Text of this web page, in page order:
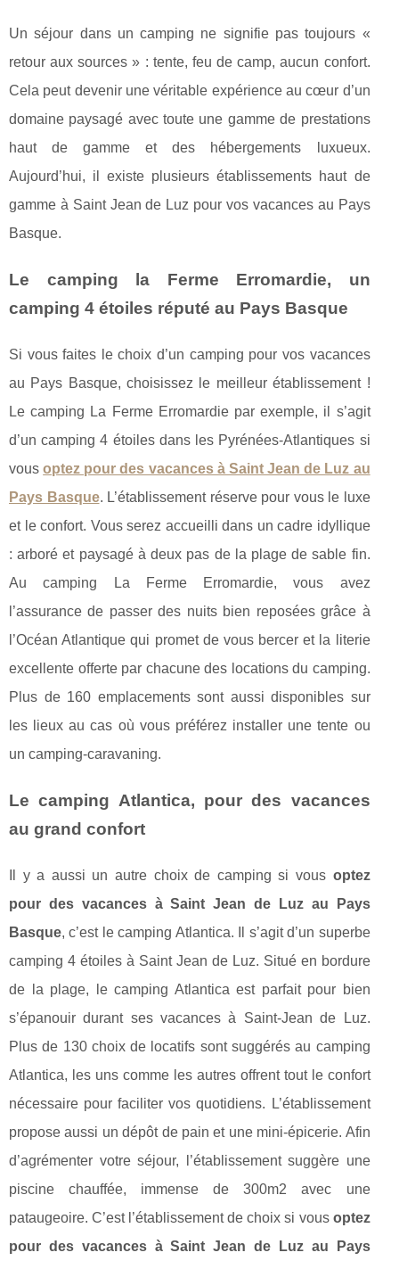
Un séjour dans un camping ne signifie pas toujours «
retour aux sources » : tente, feu de camp, aucun confort.
Cela peut devenir une véritable expérience au cœur d’un
domaine paysagé avec toute une gamme de prestations
haut de gamme et des hébergements luxueux.
Aujourd’hui, il existe plusieurs établissements haut de
gamme à Saint Jean de Luz pour vos vacances au Pays
Basque.
Le camping la Ferme Erromardie, un
camping 4 étoiles réputé au Pays Basque
Si vous faites le choix d’un camping pour vos vacances
au Pays Basque, choisissez le meilleur établissement !
Le camping La Ferme Erromardie par exemple, il s’agit
d’un camping 4 étoiles dans les Pyrénées-Atlantiques si
vousoptez pour des vacances à Saint Jean de Luz au
Pays Basque. L’établissement réserve pour vous le luxe
et le confort. Vous serez accueilli dans un cadre idyllique
: arboré et paysagé à deux pas de la plage de sable fin.
Au camping La Ferme Erromardie, vous avez
l’assurance de passer des nuits bien reposées grâce à
l’Océan Atlantique qui promet de vous bercer et la literie
excellente offerte par chacune des locations du camping.
Plus de 160 emplacements sont aussi disponibles sur
les lieux au cas où vous préférez installer une tente ou
un camping-caravaning.
Le camping Atlantica, pour des vacances
au grand confort
Il y a aussi un autre choix de camping si vous optez
pour des vacances à Saint Jean de Luz au Pays
Basque, c’est le camping Atlantica. Il s’agit d’un superbe
camping 4 étoiles à Saint Jean de Luz. Situé en bordure
de la plage, le camping Atlantica est parfait pour bien
s’épanouir durant ses vacances à Saint-Jean de Luz.
Plus de 130 choix de locatifs sont suggérés au camping
Atlantica, les uns comme les autres offrent tout le confort
nécessaire pour faciliter vos quotidiens. L’établissement
propose aussi un dépôt de pain et une mini-épicerie. Afin
d’agrémenter votre séjour, l’établissement suggère une
piscine chauffée, immense de 300m2 avec une
pataugeoire. C’est l’établissement de choix si vous optez
pour des vacances à Saint Jean de Luz au Pays